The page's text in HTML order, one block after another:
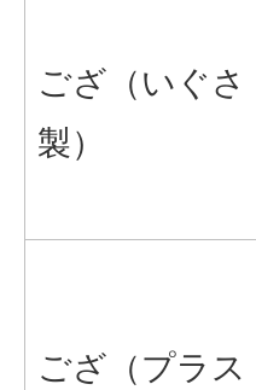
ござ（いぐさ
製）
ござ（プラス